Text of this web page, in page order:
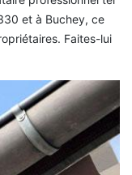
et à Buchey, ce
Faites-lui